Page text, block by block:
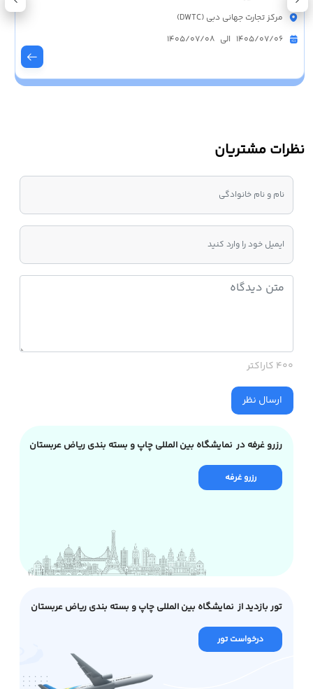
مرکز تجارت جهانی دبی (DWTC)
1405/07/06 الی 1405/07/08
نظرات مشتریان
400 کاراکتر
ارسال نظر
رزرو غرفه در نمایشگاه بین المللی چاپ و بسته بندی ریاض عربستان
رزرو غرفه
تور بازدید از نمایشگاه بین المللی چاپ و بسته بندی ریاض عربستان
درخواست تور